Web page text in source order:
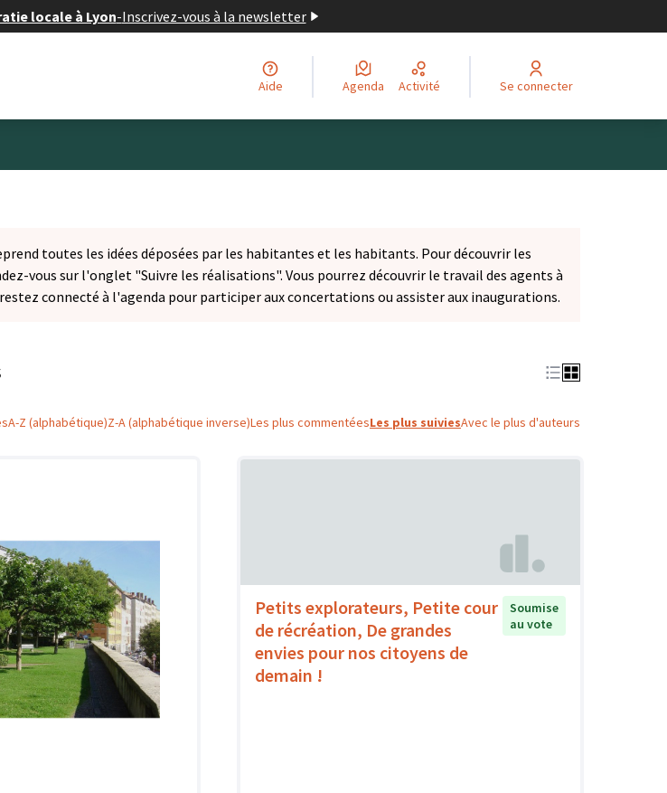
locale à Lyon-Inscrivez-vous à la newsletter
Aide Agenda Activité Se connecter
toutes les idées déposées par les habitantes et les habitants. Pour découvrir les
vous sur l'onglet "Suivre les réalisations". Vous pourrez découvrir le travail des agents à
connecté à l'agenda pour participer aux concertations ou assister aux inaugurations.
A-Z (alphabétique)Z-A (alphabétique inverse)Les plus commentéesLes plus suiviesAvec le plus d'auteurs
Petits explorateurs, Petite cour
de récréation, De grandes
envies pour nos citoyens de
demain !
Soumise
au vote